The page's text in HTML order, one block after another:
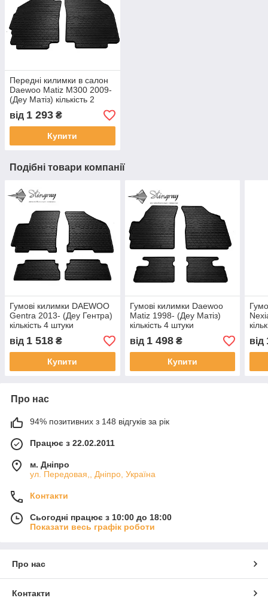
Передні килимки в салон
Daewoo Matiz M300 2009-
(Деу Матіз) кількість 2
штуки
від 1 293 ₴
Купити
Подібні товари компанії
Гумові килимки DAEWOO
Gentra 2013- (Деу Гентра)
кількість 4 штуки
від 1 518 ₴
Купити
Гумові килимки Daewoo
Matiz 1998- (Деу Матіз)
кількість 4 штуки
від 1 498₴
Купити
від
Про нас
94% позитивних з 148 відгуків за рік
Працює з 22.02.2011
м. Дніпро
ул. Передовая,, Дніпро, Україна
Контакти
Сьогодні працює з 10:00 до 18:00
Показати весь графік роботи
Про нас
Контакти